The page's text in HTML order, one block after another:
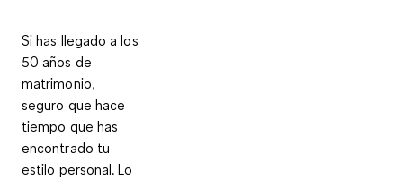
Si has llegado a los
50 años de
matrimonio,
seguro que hace
tiempo que has
encontrado tu
estilo personal. Lo